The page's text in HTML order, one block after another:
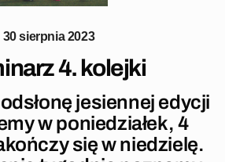
30 sierpnia 2023
4. kolejki
jesiennej edycji
w poniedziałek, 4
się w niedzielę.